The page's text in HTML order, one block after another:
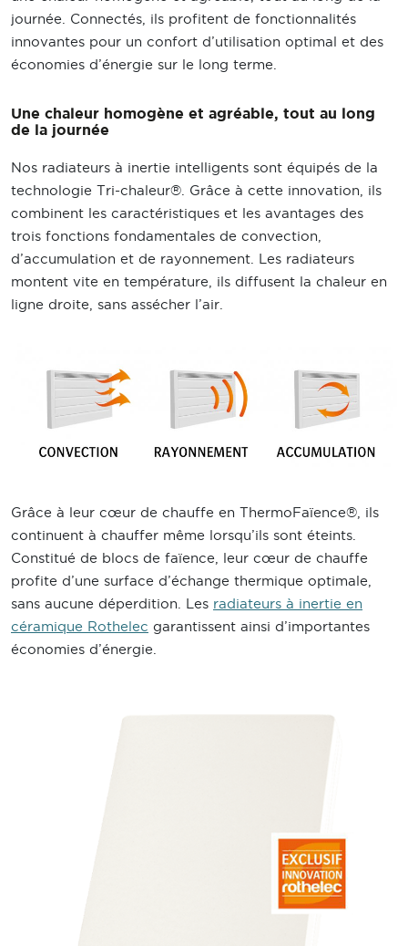
journée. Connectés, ils profitent de fonctionnalités
innovantes pour un confort d’utilisation optimal et des
économies d’énergie sur le long terme.
Une chaleur homogène et agréable, tout au long
de la journée
Nos radiateurs à inertie intelligents sont équipés de la
technologie Tri-chaleur®. Grâce à cette innovation, ils
combinent les caractéristiques et les avantages des
trois fonctions fondamentales de convection,
d’accumulation et de rayonnement. Les radiateurs
montent vite en température, ils diffusent la chaleur en
ligne droite, sans assécher l’air.
Grâce à leur cœur de chauffe en ThermoFaïence®, ils
continuent à chauffer même lorsqu’ils sont éteints.
Constitué de blocs de faïence, leur cœur de chauffe
profite d’une surface d’échange thermique optimale,
sans aucune déperdition. Les radiateurs à inertie en
céramique Rothelec garantissent ainsi d’importantes
économies d’énergie.